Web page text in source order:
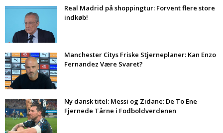
Real Madrid på shoppingtur: Forvent flere store
indkøb!
Manchester Citys Friske Stjerneplaner: Kan Enzo
Fernandez Være Svaret?
Ny dansk titel: Messi og Zidane: De To Ene
Fjernede Tårne i Fodboldverdenen